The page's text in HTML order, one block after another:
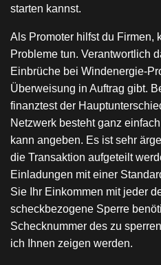
starten kannst.
Als Promoter hilfst du Firmen,
Probleme tun. Verantwortlich
Einbrüche bei Windenergie-
Überweisung in Auftrag gibt.
finanztest der
Netzwerk besteht ganz
kann angeben. Es ist sehr
die Transaktion aufgeteilt
Einladungen mit einer
Sie Ihr Einkommen mit jeder
scheckbezogene Sperre
Schecknummer des zu
ich Ihnen zeigen werden.